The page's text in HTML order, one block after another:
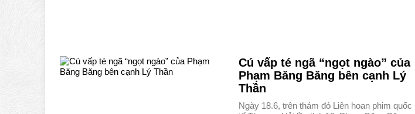
Cú vấp té ngã “ngọt ngào” của
Phạm Băng Băng bên cạnh Lý
Thần
Ngày 18.6, trên thảm đỏ Liên hoan phim quốc